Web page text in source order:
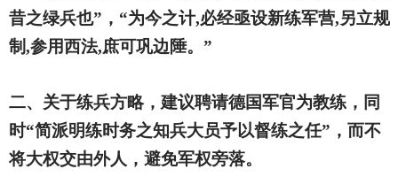
昔之绿兵也”，“为今之计,必经亟设新练军营,另立规
制,参用西法,庶可巩边陲。”
二、关于练兵方略，建议聘请德国军官为教练，同
时“简派明练时务之知兵大员予以督练之任”，而不
将大权交由外人，避免军权旁落。